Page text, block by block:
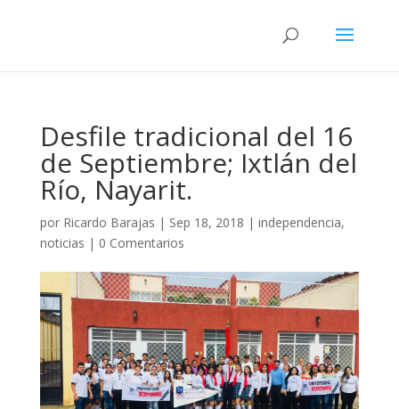
Desfile tradicional del 16
de Septiembre; Ixtlán del
Río, Nayarit.
por Ricardo Barajas | Sep 18, 2018 | independencia,
noticias | 0 Comentarios